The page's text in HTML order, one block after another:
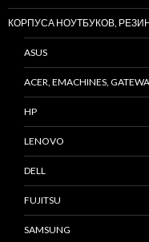
КОРПУСА НОУТБУКОВ,
ASUS
ACER, EMACHINES,
HP
LENOVO
DELL
FUJITSU
SAMSUNG